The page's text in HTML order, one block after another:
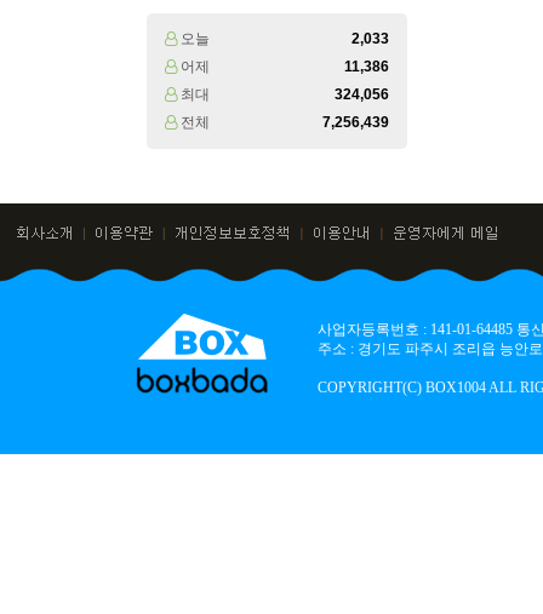
오늘
2,033
어제
11,386
최대
324,056
전체
7,256,439
사업자등록번호 : 141-01-64485
주소 : 경기도 파주시 조리읍 능안
COPYRIGHT(C) BOX1004 ALL